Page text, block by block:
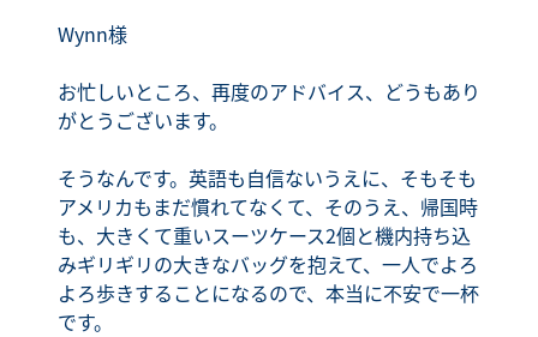
Wynn様
お忙しいところ、再度のアドバイス、どうもあり
がとうございます。
そうなんです。英語も自信ないうえに、そもそも
アメリカもまだ慣れてなくて、そのうえ、帰国時
も、大きくて重いスーツケース2個と機内持ち込
みギリギリの大きなバッグを抱えて、一人でよろ
よろ歩きすることになるので、本当に不安で一杯
です。